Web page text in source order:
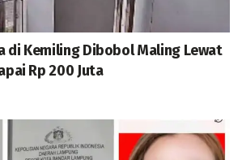
di Kemiling Dibobol Maling Lewat
Rp 200 Juta